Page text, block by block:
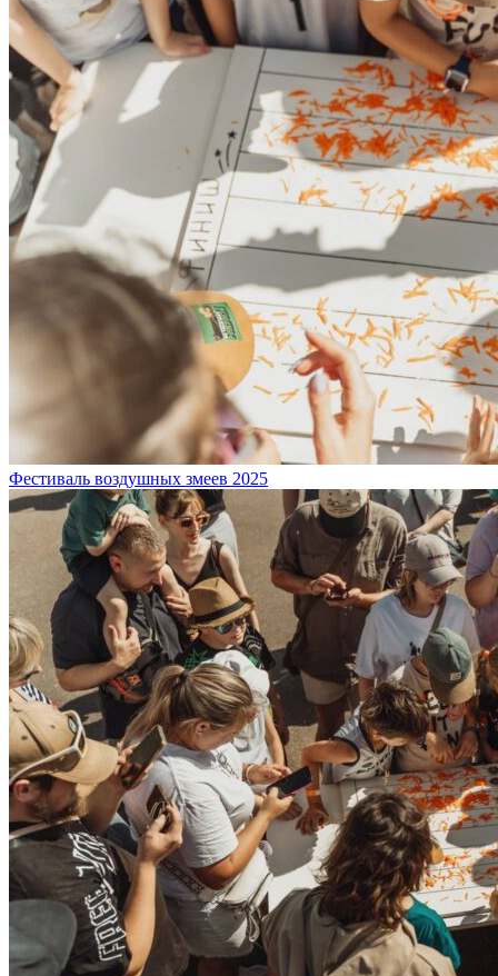
Фестиваль воздушных змеев 2025